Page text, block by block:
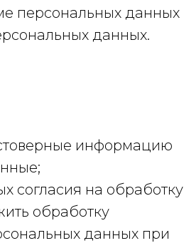
персональных данных
данных.
информацию
согласия на обработку
обработку
данных при